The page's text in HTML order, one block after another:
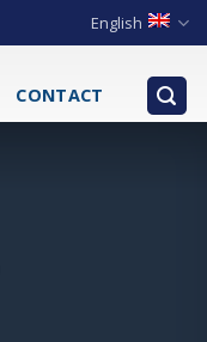
English
CONTACT